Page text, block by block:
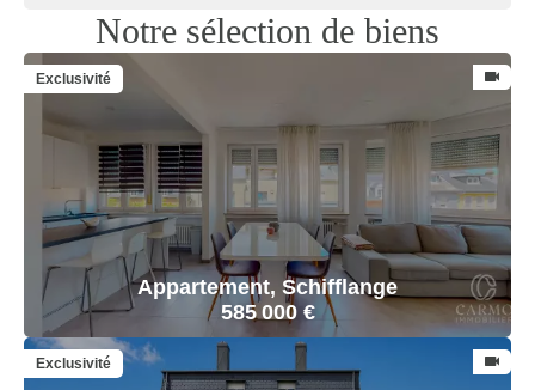
Notre sélection de biens
Appartement, Schifflange
585 000 €
Exclusivité
Exclusivité